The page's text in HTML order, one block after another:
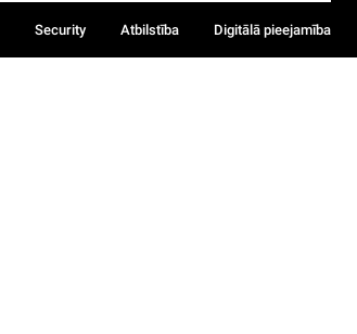
Security Atbilstība Digitālā pieejamība